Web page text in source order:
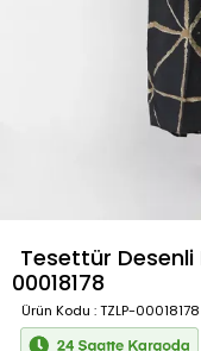
Tesettür Desenli
00018178
Ürün Kodu : TZLP-